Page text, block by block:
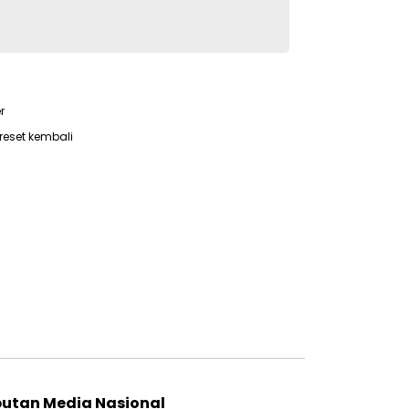
kembali
Media Nasional